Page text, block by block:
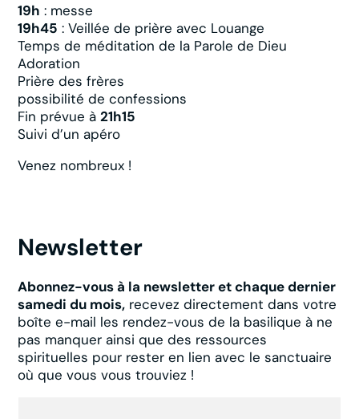
19h : messe
19h45 : Veillée de prière avec Louange
Temps de méditation de la Parole de Dieu
Adoration
Prière des frères
possibilité de confessions
Fin prévue à21h15
Suivi d’un apéro
Venez nombreux !
Newsletter
Abonnez-vous à la newsletter et chaque dernier
samedi du mois, recevez directement dans votre
boîte e-mail les rendez-vous de la basilique à ne
pas manquer ainsi que des ressources
spirituelles pour rester en lien avec le sanctuaire
où que vous vous trouviez !